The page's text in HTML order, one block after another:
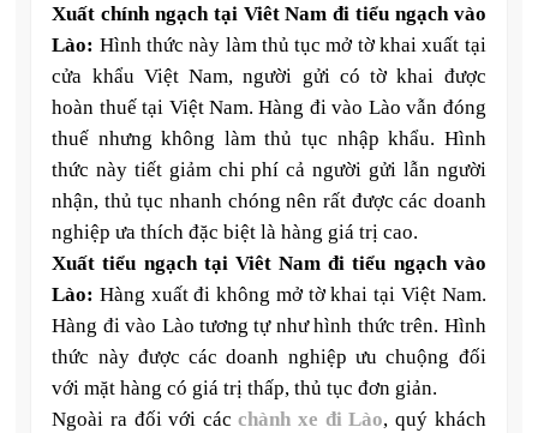
Xuất chính ngạch tại Viêt Nam đi tiểu ngạch vào
Lào: Hình thức này làm thủ tục mở tờ khai xuất tại
cửa khẩu Việt Nam, người gửi có tờ khai được
hoàn thuế tại Việt Nam. Hàng đi vào Lào vẫn đóng
thuế nhưng không làm thủ tục nhập khẩu. Hình
thức này tiết giảm chi phí cả người gửi lẫn người
nhận, thủ tục nhanh chóng nên rất được các doanh
nghiệp ưa thích đặc biệt là hàng giá trị cao.
Xuất tiểu ngạch tại Viêt Nam đi tiểu ngạch vào
Lào: Hàng xuất đi không mở tờ khai tại Việt Nam.
Hàng đi vào Lào tương tự như hình thức trên. Hình
thức này được các doanh nghiệp ưu chuộng đối
với mặt hàng có giá trị thấp, thủ tục đơn giản.
Ngoài ra đối với cácchành xe đi Lào, quý khách